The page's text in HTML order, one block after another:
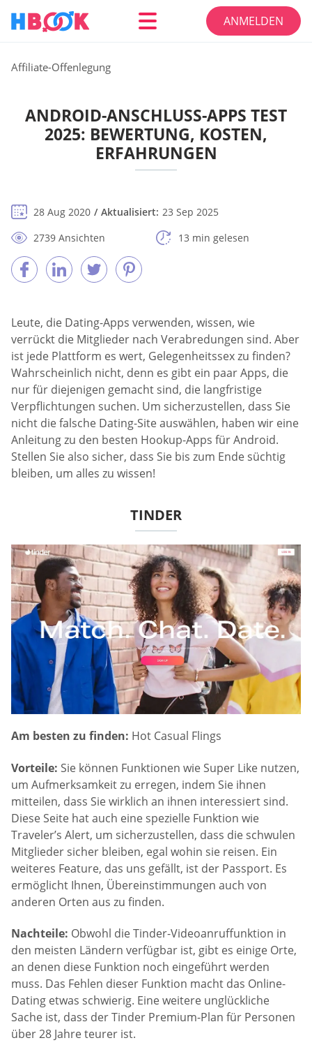
ANMELDEN
Affiliate-Offenlegung
ANDROID-ANSCHLUSS-APPS TEST
2025: BEWERTUNG, KOSTEN,
ERFAHRUNGEN
28 Aug 2020 Aktualisiert: 23 Sep 2025
2739 Ansichten
13 min gelesen
Leute, die Dating-Apps verwenden, wissen, wie
verrückt die Mitglieder nach Verabredungen sind. Aber
ist jede Plattform es wert, Gelegenheitssex zu finden?
Wahrscheinlich nicht, denn es gibt ein paar Apps, die
nur für diejenigen gemacht sind, die langfristige
Verpflichtungen suchen. Um sicherzustellen, dass Sie
nicht die falsche Dating-Site auswählen, haben wir eine
Anleitung zu den besten Hookup-Apps für Android.
Stellen Sie also sicher, dass Sie bis zum Ende süchtig
bleiben, um alles zu wissen!
TINDER
Am besten zu finden: Hot Casual Flings
Vorteile: Sie können Funktionen wie Super Like nutzen,
um Aufmerksamkeit zu erregen, indem Sie ihnen
mitteilen, dass Sie wirklich an ihnen interessiert sind.
Diese Seite hat auch eine spezielle Funktion wie
Traveler’s Alert, um sicherzustellen, dass die schwulen
Mitglieder sicher bleiben, egal wohin sie reisen. Ein
weiteres Feature, das uns gefällt, ist der Passport. Es
ermöglicht Ihnen, Übereinstimmungen auch von
anderen Orten aus zu finden.
Nachteile: Obwohl die Tinder-Videoanruffunktion in
den meisten Ländern verfügbar ist, gibt es einige Orte,
an denen diese Funktion noch eingeführt werden
muss. Das Fehlen dieser Funktion macht das Online-
Dating etwas schwierig. Eine weitere unglückliche
Sache ist, dass der Tinder Premium-Plan für Personen
über 28 Jahre teurer ist.